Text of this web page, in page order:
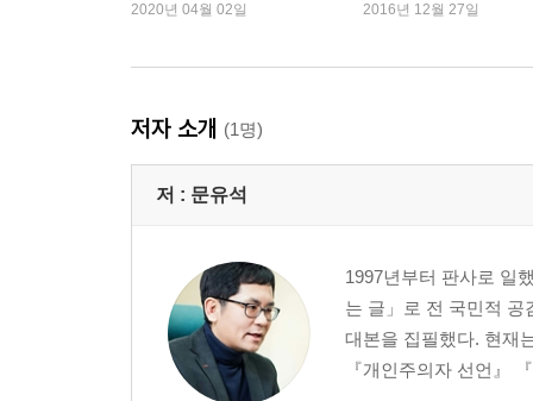
아이들은 아빠를 기다려주지 않습니다
5부
헬조선 항공의 풍경
재산이 가족에 미치는 영향
판사의 일_전관예우는 네스 호의 괴물인가?
강자에게 강하고 약자에게 약한 법원
메멘토 모리
2020년 04월 02일 2016년 12월 27일
저자 소개 (1명)
저 : 문유석
1997년부터 판사로 일
는 글」로 전 국민적
대본을 집필했다. 현재
『개인주의자 선언』